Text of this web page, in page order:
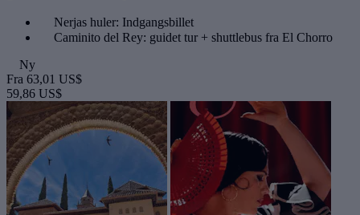
Nerjas huler: Indgangsbillet
Caminito del Rey: guidet tur + shuttlebus fra El Chorro
Ny
Fra 63,01 US$
59,86 US$